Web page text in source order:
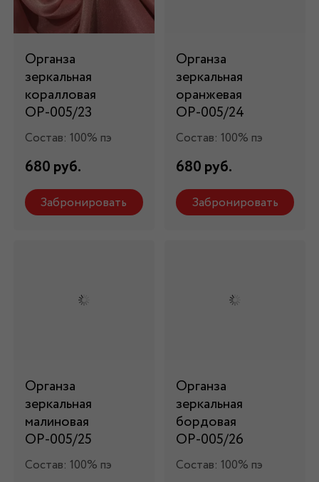
Органза
зеркальная
коралловая
ОР-005/23
Состав: 100% пэ
680 руб.
Забронировать
Органза
зеркальная
оранжевая
ОР-005/24
Состав: 100% пэ
680 руб.
Забронировать
Органза
зеркальная
малиновая
ОР-005/25
Состав: 100% пэ
Органза
зеркальная
бордовая
ОР-005/26
Состав: 100% пэ